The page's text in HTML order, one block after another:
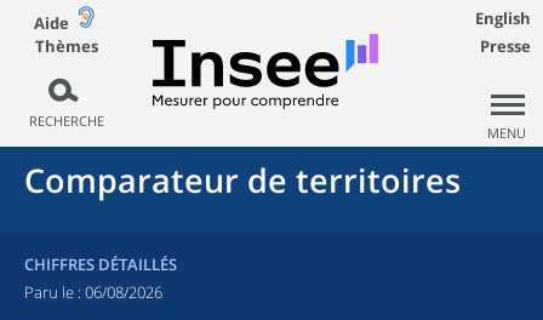
Aide
Thèmes
RECHERCHE
English
Presse
MENU
Comparateur de territoires
CHIFFRES DÉTAILLÉS
Paru le : 06/08/2026